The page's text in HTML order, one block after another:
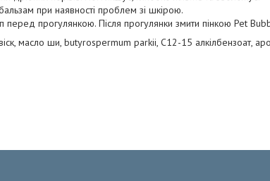
при наявності проблем зі шкірою.
перед прогулянкою. Після прогулянки змити пінкою Pet
масло ши, butyrospermum parkii, С12-15 алкілбензоат,